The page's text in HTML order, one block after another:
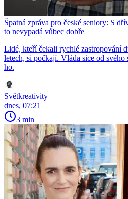
Špatná zpráva pro české seniory: S
to nevypadá vůbec dobře
Lidé, kteří čekali rychlé zastropování
letech, si počkají. Vláda sice od svého
ho.
Světkreativity
dnes, 07:21
3 min